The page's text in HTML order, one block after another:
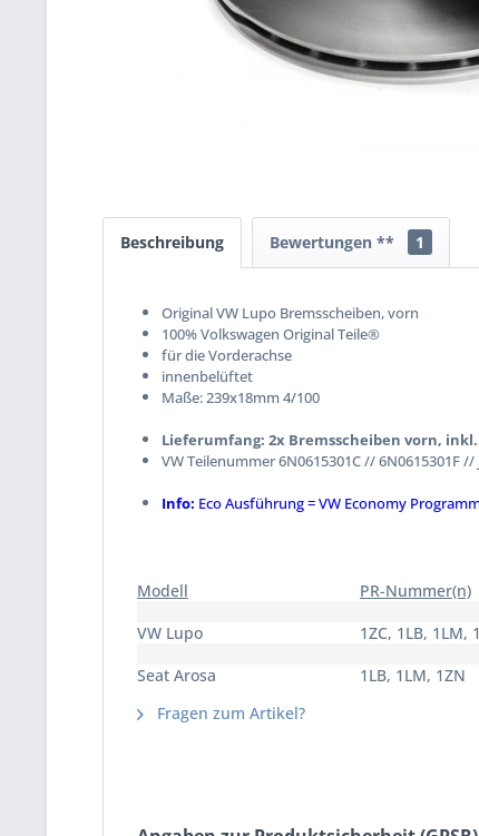
Beschreibung Bewertungen ** 1
Original VW Lupo Bremsscheiben, vorn
100% Volkswagen Original Teile®
für die Vorderachse
innenbelüftet
Maße: 239x18mm 4/100
Lieferumfang: 2x Bremsscheiben vorn,
VW Teilenummer 6N0615301C // 6N0615301F //
Info: Eco Ausführung = VW Economy
Modell
PR-Nummer(n)
VW Lupo
1ZC, 1LB, 1LM,
Seat Arosa
1LB, 1LM, 1ZN
Fragen zum Artikel?